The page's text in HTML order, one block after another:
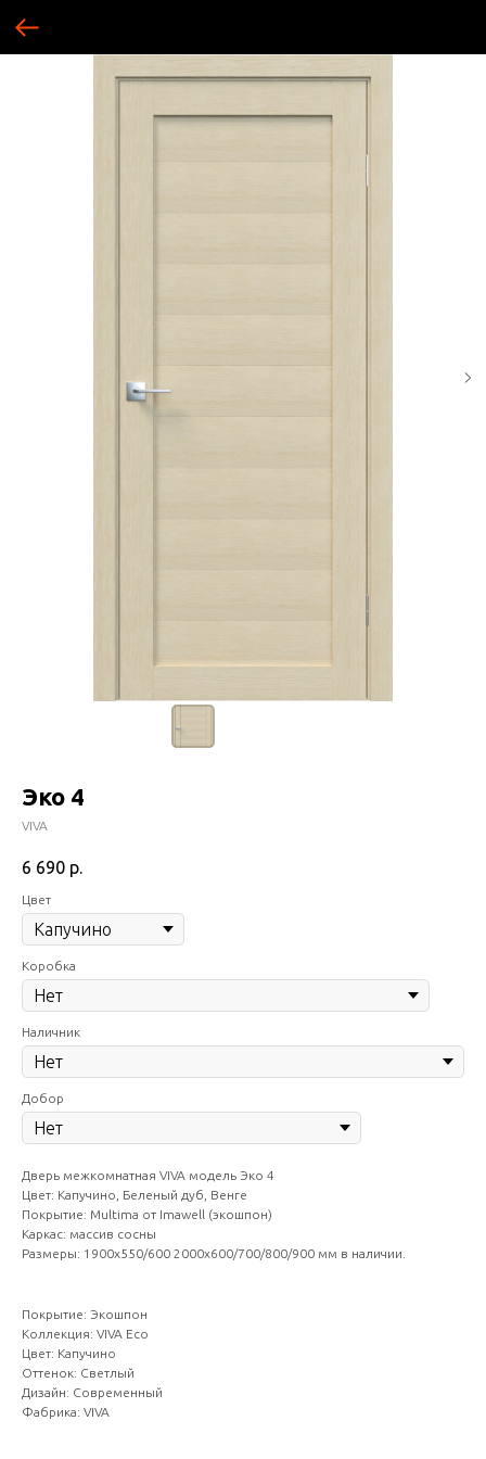
Эко 4
VIVA
6 690 р.
Цвет
Коробка
Наличник
Добор
Дверь межкомнатная VIVA модель Эко 4
Цвет: Капучино, Беленый дуб, Венге
Покрытие: Multima от Imawell (экошпон)
Каркас: массив сосны
Размеры: 1900х550/600 2000х600/700/800/900 мм в наличии.
Покрытие: Экошпон
Коллекция: VIVA Eco
Цвет: Капучино
Оттенок: Светлый
Дизайн: Современный
Фабрика: VIVA